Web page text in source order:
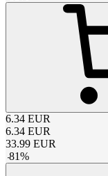
6.34 EUR
6.34 EUR
33.99 EUR
-81%